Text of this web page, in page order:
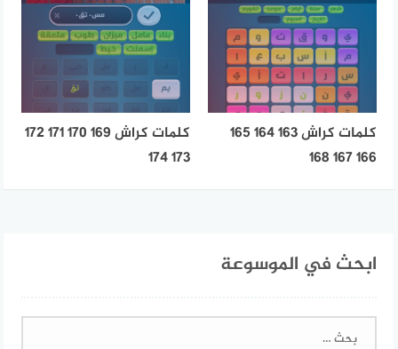
كلمات كراش 163 164 165
166 167 168
كلمات كراش 169 170 171 172
173 174
ابحث في الموسوعة
البحث